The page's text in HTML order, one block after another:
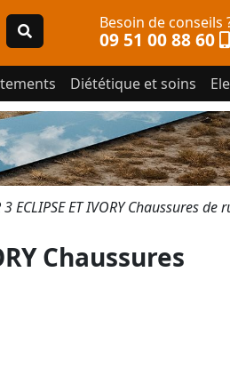
Besoin de conseils
09 51 00 88 60
Diététique et soins
3 ECLIPSE ET IVORY Chaussures
Chaussures